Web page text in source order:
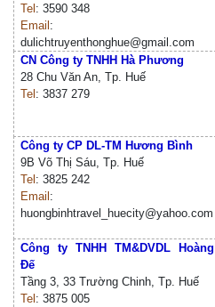
Tel : 3590 348
Email :
dulichtruyenthonghue@gmail.com
CN Công ty TNHH Hà Phương
28 Chu Văn An, Tp. Huế
Tel : 3837 279
Công ty CP DL-TM Hương Bình
9B Võ Thị Sáu, Tp. Huế
Tel : 3825 242
Email :
huongbinhtravel_huecity@yahoo.com
Công ty TNHH TM&DVDL Hoàng
Đế
Tầng 3, 33 Trường Chinh, Tp. Huế
Tel : 3875 005